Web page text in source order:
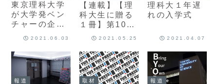
ュー
東京理科大学
が大学発ベン
チャーの企業
数で私学１位
2021.06.03
【連載】【理
科大生に贈る
１冊】第10回
「完全版暗算
2021.05.25
理科大１年遅
れの入学式
2021.04.07
報道 取材 報道